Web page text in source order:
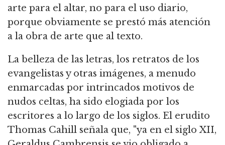
arte para el altar, no para el uso diario,
porque obviamente se prestó más atención
a la obra de arte que al texto.
La belleza de las letras, los retratos de los
evangelistas y otras imágenes, a menudo
enmarcadas por intrincados motivos de
nudos celtas, ha sido elogiada por los
escritores a lo largo de los siglos. El erudito
Thomas Cahill señala que, "ya en el siglo XII,